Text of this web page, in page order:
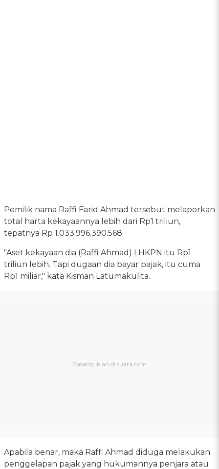
Pemilik nama Raffi Farid Ahmad tersebut melaporkan
total harta kekayaannya lebih dari Rp1 triliun,
tepatnya Rp 1.033.996.390.568.
"Aset kekayaan dia (Raffi Ahmad) LHKPN itu Rp1
triliun lebih. Tapi dugaan dia bayar pajak, itu cuma
Rp1 miliar," kata Kisman Latumakulita.
Apabila benar, maka Raffi Ahmad diduga melakukan
penggelapan pajak yang hukumannya penjara atau